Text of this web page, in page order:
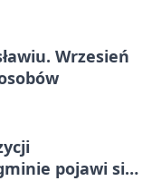
Wrzesień
pojawi się